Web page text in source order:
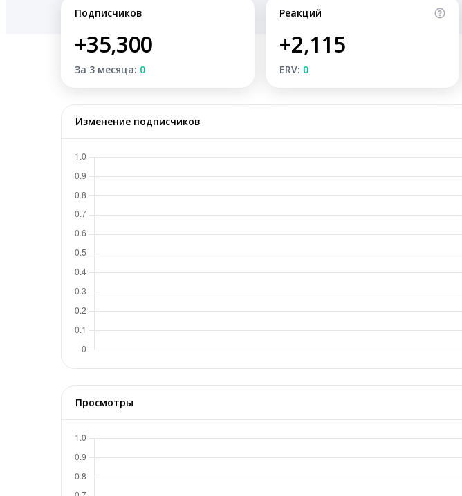
Подписчиков
+35,300
За 3 месяца: 0
Реакций
+2,115
ERV: 0
Изменение подписчиков
Просмотры